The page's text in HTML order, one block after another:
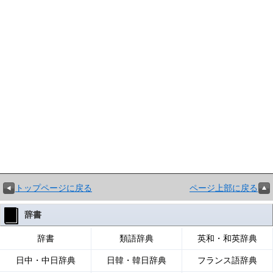
トップページに戻る ページ上部に戻る
辞書
辞書 類語辞典 英和・和英辞典
日中・中日辞典 日韓・韓日辞典 フランス語辞典